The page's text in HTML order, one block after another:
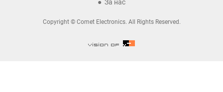
За нас
Copyright © Comet Electronics. All Rights Reserved.